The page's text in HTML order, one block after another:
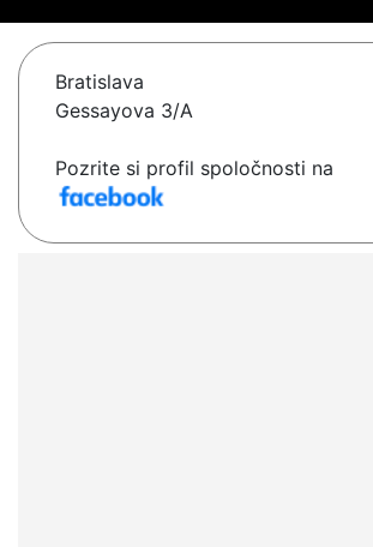
Bratislava
Gessayova 3/A
Pozrite si profil spoločnosti na